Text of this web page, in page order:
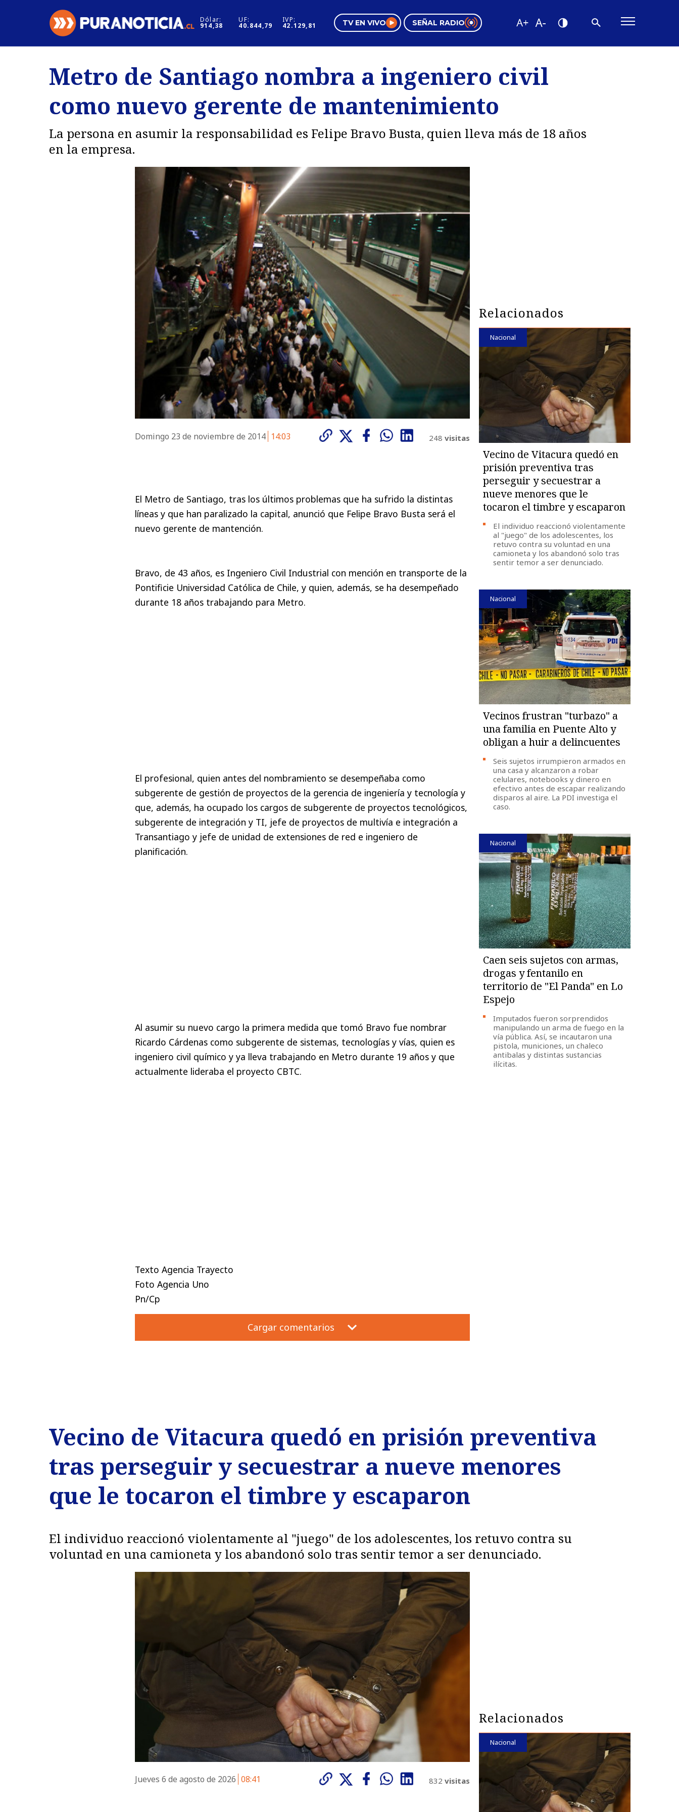
Dólar:
914,38
UF:
40.844,79
IVP:
42.129,81 TV EN VIVO SEÑAL RADIO
Regiones
Deportes
Internacional
Motores
Negocios
Pura Mujer
Tendencias
Videos
Metro de Santiago nombra a ingeniero civil
como nuevo gerente de mantenimiento
La persona en asumir la responsabilidad es Felipe Bravo Busta, quien lleva más de 18 años
en la empresa.
Domingo 23 de noviembre de 2014 14:03 248 visitas
El Metro de Santiago, tras los últimos problemas que ha sufrido la distintas
líneas y que han paralizado la capital, anunció que Felipe Bravo Busta será el
nuevo gerente de mantención.
Bravo, de 43 años, es Ingeniero Civil Industrial con mención en transporte de la
Pontificie Universidad Católica de Chile, y quien, además, se ha desempeñado
durante 18 años trabajando para Metro.
El profesional, quien antes del nombramiento se desempeñaba como
subgerente de gestión de proyectos de la gerencia de ingeniería y tecnología y
que, además, ha ocupado los cargos de subgerente de proyectos tecnológicos,
subgerente de integración y TI, jefe de proyectos de multivía e integración a
Transantiago y jefe de unidad de extensiones de red e ingeniero de
planificación.
Al asumir su nuevo cargo la primera medida que tomó Bravo fue nombrar
Ricardo Cárdenas como subgerente de sistemas, tecnologías y vías, quien es
ingeniero civil químico y ya lleva trabajando en Metro durante 19 años y que
actualmente lideraba el proyecto CBTC.
Texto Agencia Trayecto
Foto Agencia Uno
Pn/Cp
Cargar comentarios
Relacionados
Nacional
Vecino de Vitacura quedó en
prisión preventiva tras
perseguir y secuestrar a
nueve menores que le
tocaron el timbre y escaparon
El individuo reaccionó violentamente
al "juego" de los adolescentes, los
retuvo contra su voluntad en una
camioneta y los abandonó solo tras
sentir temor a ser denunciado.
Nacional
Vecinos frustran "turbazo" a
una familia en Puente Alto y
obligan a huir a delincuentes
Seis sujetos irrumpieron armados en
una casa y alcanzaron a robar
celulares, notebooks y dinero en
efectivo antes de escapar realizando
disparos al aire. La PDI investiga el
caso.
Nacional
Caen seis sujetos con armas,
drogas y fentanilo en
territorio de "El Panda" en Lo
Espejo
Imputados fueron sorprendidos
manipulando un arma de fuego en la
vía pública. Así, se incautaron una
pistola, municiones, un chaleco
antibalas y distintas sustancias
ilícitas.
Vecino de Vitacura quedó en prisión preventiva
tras perseguir y secuestrar a nueve menores
que le tocaron el timbre y escaparon
El individuo reaccionó violentamente al "juego" de los adolescentes, los retuvo contra su
voluntad en una camioneta y los abandonó solo tras sentir temor a ser denunciado.
Jueves 6 de agosto de 2026 08:41 832 visitas
Relacionados
Nacional